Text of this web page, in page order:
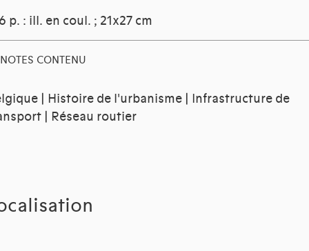
p. : ill. en coul. ; 21x27 cm
NOTES CONTENU
| Histoire de l'urbanisme | Infrastructure de
| Réseau routier